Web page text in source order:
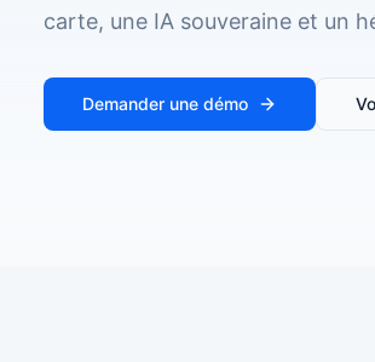
carte, une IA souveraine et un
Demander une démo